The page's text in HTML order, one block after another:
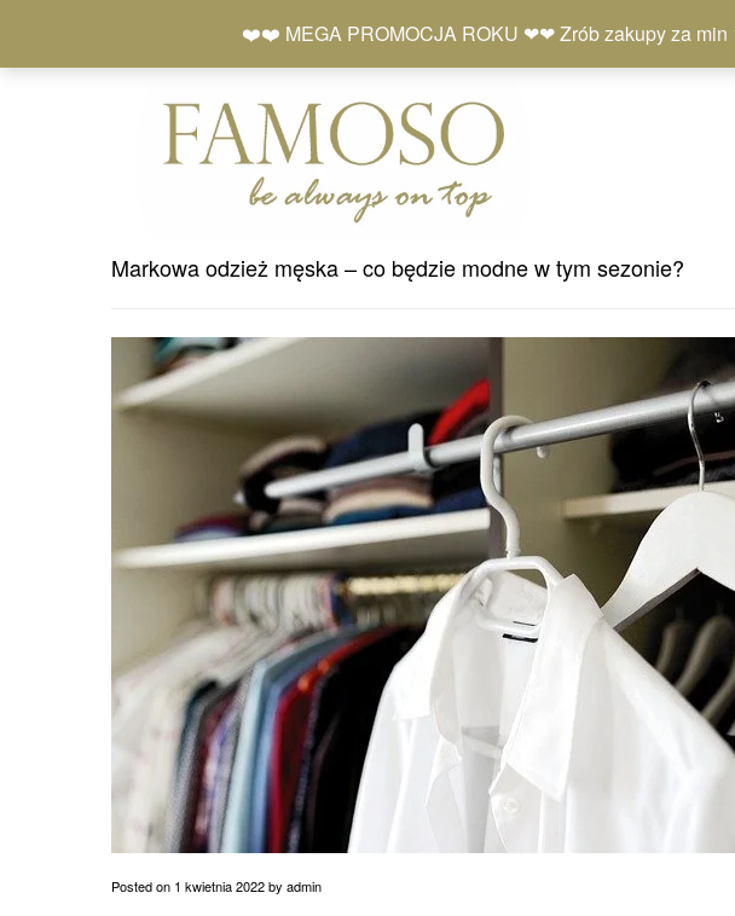
❤️❤️ MEGA PROMOCJA ROKU ❤❤ Zrób zakupy za min
content
+48 577 401 777
Markowa odzież męska – co będzie modne w tym sezonie?
Posted on 1 kwietnia 2022by admin